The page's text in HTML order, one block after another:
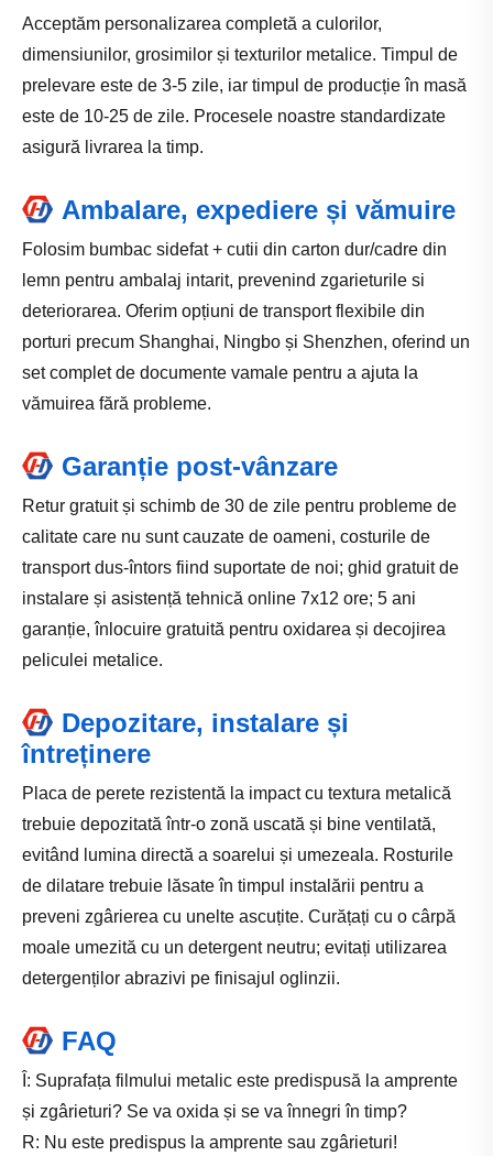
Acceptăm personalizarea completă a culorilor,
dimensiunilor, grosimilor și texturilor metalice. Timpul de
prelevare este de 3-5 zile, iar timpul de producție în masă
este de 10-25 de zile. Procesele noastre standardizate
asigură livrarea la timp.
Ambalare, expediere și vămuire
Folosim bumbac sidefat + cutii din carton dur/cadre din
lemn pentru ambalaj intarit, prevenind zgarieturile si
deteriorarea. Oferim opțiuni de transport flexibile din
porturi precum Shanghai, Ningbo și Shenzhen, oferind un
set complet de documente vamale pentru a ajuta la
vămuirea fără probleme.
Garanție post-vânzare
Retur gratuit și schimb de 30 de zile pentru probleme de
calitate care nu sunt cauzate de oameni, costurile de
transport dus-întors fiind suportate de noi; ghid gratuit de
instalare și asistență tehnică online 7x12 ore; 5 ani
garanție, înlocuire gratuită pentru oxidarea și decojirea
peliculei metalice.
Depozitare, instalare și
întreținere
Placa de perete rezistentă la impact cu textura metalică
trebuie depozitată într-o zonă uscată și bine ventilată,
evitând lumina directă a soarelui și umezeala. Rosturile
de dilatare trebuie lăsate în timpul instalării pentru a
preveni zgârierea cu unelte ascuțite. Curățați cu o cârpă
moale umezită cu un detergent neutru; evitați utilizarea
detergenților abrazivi pe finisajul oglinzii.
FAQ
Î: Suprafața filmului metalic este predispusă la amprente
și zgârieturi? Se va oxida și se va înnegri în timp?
R: Nu este predispus la amprente sau zgârieturi!